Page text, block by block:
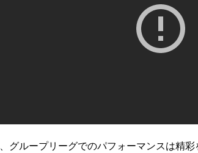
グループリーグでのパフォーマンスは精